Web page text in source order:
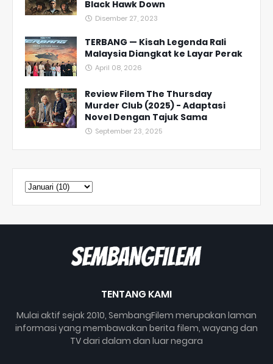
Black Hawk Down
Disember 27, 2023
TERBANG — Kisah Legenda Rali
Malaysia Diangkat ke Layar Perak
April 08, 2026
Review Filem The Thursday
Murder Club (2025) - Adaptasi
Novel Dengan Tajuk Sama
September 23, 2025
TENTANG KAMI
Mulai aktif sejak 2010, SembangFilem merupakan laman
informasi yang membawakan berita filem, wayang dan
TV dari dalam dan luar negara